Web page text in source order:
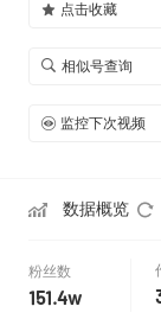
点击收藏
相似号查询
监控下次视频
数据概览
粉丝数
151.4w